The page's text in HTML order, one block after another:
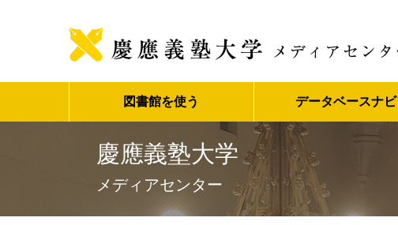
図書館を使う データベースナビ
慶應義塾大学
メディアセンター